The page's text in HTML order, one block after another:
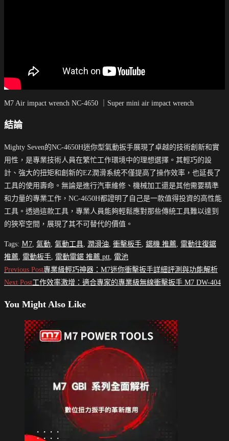
M7 Air impact wrench NC-4650 ｜Super mini air impact wrench
結論
Mighty Seven的NC-4650H迷你型氣動扳手展現了卓越的技術創新和實
用性，是專業技術人員在繁忙工作環境中的理想選擇。其輕巧的設
計、強大的扭矩和創新的EZ潤滑系統不僅提高了操作效率，也延長了
工具的使用壽命。無論是進行汽車維修、機械加工還是其他需要精準
和力量的專業工作，NC-4650H都證明了自己是一款值得投資的高性能
工具。透過這款工具，專業人員能夠輕鬆應對那些傳統工具難以達到
的狹窄空間，展現了其不可替代的價值。
Tags: Ｍ7 氣動 氣動工具 潤滑油 衝擊板手 鋸機 推薦 電動往復鋸
推薦 電動板手 電動電鋸 推薦 ptt 電池
Read
more
articles
Previous Post專業級輕巧神器：M7迷你衝擊扳手詳細評測與功能解析
Next Post工作效率激增：適合專家的專業級無線衝擊扳手 M7 DW-404
You Might Also Like